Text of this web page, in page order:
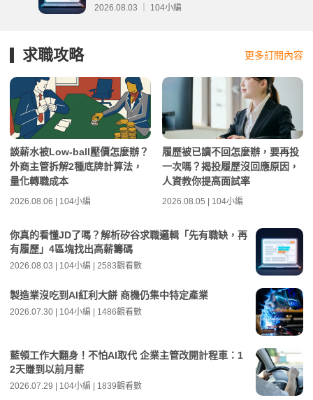
2026.08.03 ｜ 104小編
求職攻略 更多訂閱內容
談薪水被Low-ball壓價怎麼辦？
外商主管拆解2種底牌計算法，
量化轉職成本
2026.08.06 | 104小編
履歷被已讀不回怎麼辦，要再投
一次嗎？揭投履歷沒回應原因，
人資教你提高面試率
2026.08.05 | 104小編
你真的看懂JD了嗎？解析矽谷求職邏輯「先有職缺，再
有履歷」4區塊找出高薪籌碼
2026.08.03 | 104小編 | 2583觀看數
製造業沒吃到AI紅利大餅 商機仍集中特定產業
2026.07.30 | 104小編 | 1486觀看數
藍領工作大翻身！不怕AI取代 企業主管改開計程車：1
2天賺到以前月薪
2026.07.29 | 104小編 | 1839觀看數